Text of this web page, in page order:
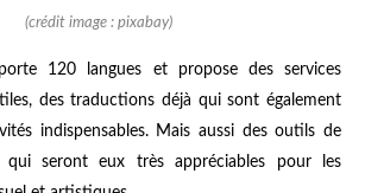
(crédit image : pixabay)
120 langues et propose des services
des traductions déjà qui sont également
indispensables. Mais aussi des outils de
qui seront eux très appréciables pour les